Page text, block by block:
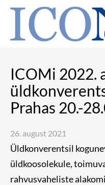
ICOMi 2022.
Prahas 20.-
26. august 2021
Üldkonverentsil
üldkoosolekule,
rahvusvaheliste